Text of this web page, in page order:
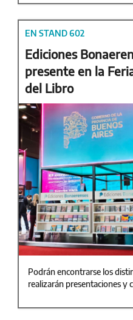
EN STAND 602
Ediciones
presente en la
del Libro
Podrán encontrarse los
realizarán presentaciones y